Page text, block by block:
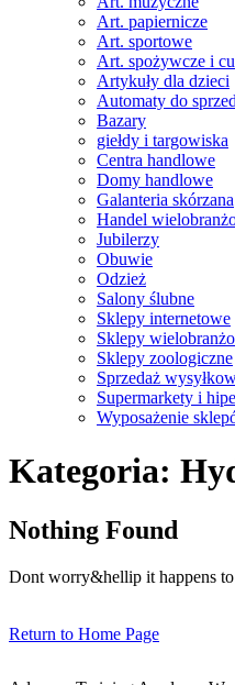
Art. papiernicze
Art. sportowe
Art. spożywcze i
Artykuły dla dzieci
Automaty do
Bazary
giełdy i targowiska
Centra handlowe
Domy handlowe
Galanteria skórzana
Handel
Jubilerzy
Obuwie
Odzież
Salony ślubne
Sklepy internetowe
Sklepy
Sklepy zoologiczne
Sprzedaż
Supermarkety i
Wyposażenie
Menu
Kategoria:
Nothing Found
Dont worry&hellip it happens to
Return to Home PageReturn